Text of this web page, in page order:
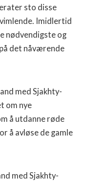
sto disse
Imidlertid
nødvendigste og
det nåværende
med Sjakhty-
om nye
å utdanne røde
å avløse de gamle
med Sjakhty-